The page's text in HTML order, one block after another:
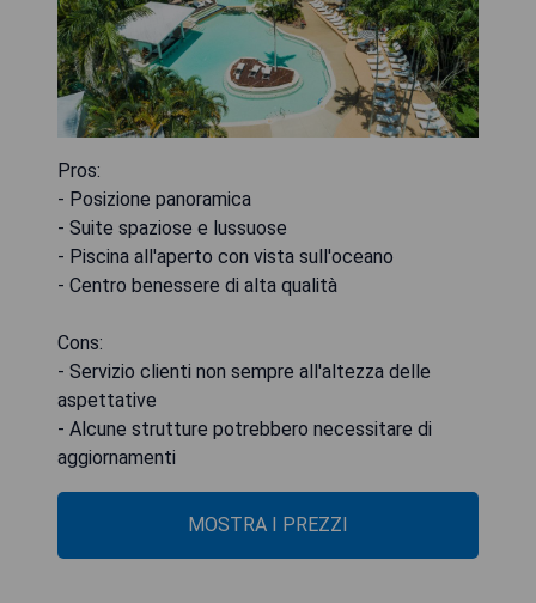
Pros:
- Posizione panoramica
- Suite spaziose e lussuose
- Piscina all'aperto con vista sull'oceano
- Centro benessere di alta qualità
Cons:
- Servizio clienti non sempre all'altezza delle
aspettative
- Alcune strutture potrebbero necessitare di
aggiornamenti
MOSTRA I PREZZI